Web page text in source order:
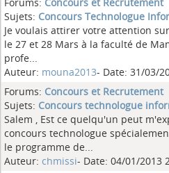
Sujets: Concours Technologue
Je voulais attirer votre attention
le 27 et 28 Mars à la faculté de
profe...
Auteur: mouna2013- Date: 31/03/
Forums: Concours et Recrutement
Sujets: Concours technologue
Salem , Est ce quelqu'un peut
concours technologue
le programme de...
Auteur: chmissi- Date: 04/01/2013